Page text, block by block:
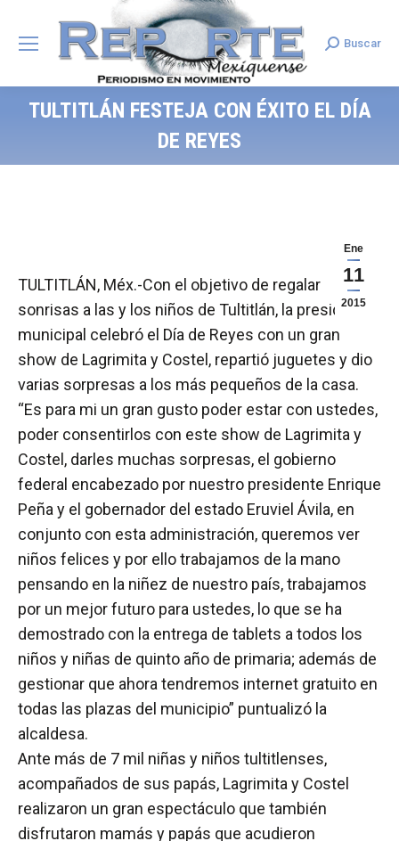
Search:
Buscar
TULTITLÁN FESTEJA CON ÉXITO EL DÍA
DE REYES
Ene
11
2015
TULTITLÁN, Méx.-Con el objetivo de regalar
sonrisas a las y los niños de Tultitlán, la presidenta
municipal celebró el Día de Reyes con un gran
show de Lagrimita y Costel, repartió juguetes y dio
varias sorpresas a los más pequeños de la casa.
“Es para mi un gran gusto poder estar con ustedes,
poder consentirlos con este show de Lagrimita y
Costel, darles muchas sorpresas, el gobierno
federal encabezado por nuestro presidente Enrique
Peña y el gobernador del estado Eruviel Ávila, en
conjunto con esta administración, queremos ver
niños felices y por ello trabajamos de la mano
pensando en la niñez de nuestro país, trabajamos
por un mejor futuro para ustedes, lo que se ha
demostrado con la entrega de tablets a todos los
niños y niñas de quinto año de primaria; además de
gestionar que ahora tendremos internet gratuito en
todas las plazas del municipio” puntualizó la
alcaldesa.
Ante más de 7 mil niñas y niños tultitlenses,
acompañados de sus papás, Lagrimita y Costel
realizaron un gran espectáculo que también
disfrutaron mamás y papás que acudieron